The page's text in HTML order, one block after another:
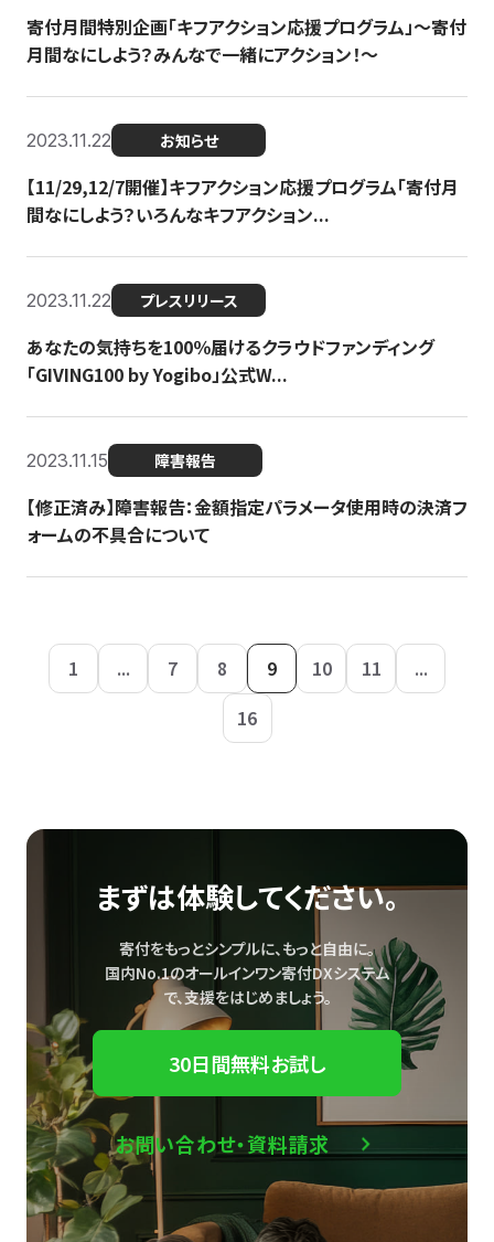
寄付月間特別企画「キフアクション応援プログラム」〜寄付
月間なにしよう？みんなで一緒にアクション！〜
2023.11.22 お知らせ
【11/29,12/7開催】キフアクション応援プログラム「寄付月
間なにしよう？いろんなキフアクション...
2023.11.22 プレスリリース
あなたの気持ちを100％届けるクラウドファンディング
「GIVING100 by Yogibo」公式W...
2023.11.15 障害報告
【修正済み】障害報告：金額指定パラメータ使用時の決済フ
ォームの不具合について
1 ... 7 8 9 10 11
...
16
まずは体験してください。
寄付をもっとシンプルに、もっと自由に。
国内No.1のオールインワン寄付DXシステム
で、支援をはじめましょう。
30日間無料お試し
お問い合わせ・資料請求